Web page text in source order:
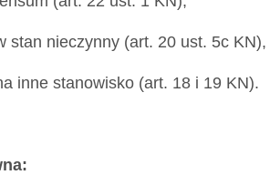
stan nieczynny (art. 20 ust. 5c KN),
inne stanowisko (art. 18 i 19 KN).